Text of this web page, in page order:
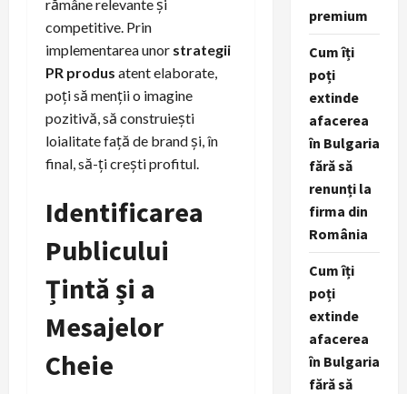
rămâne relevante și
competitive. Prin
implementarea unor strategii
PR produs atent elaborate,
poți să menții o imagine
pozitivă, să construiești
loialitate față de brand și, în
final, să-ți crești profitul.
Identificarea
Publicului
Țintă și a
Mesajelor
Cheie
premium
Cum îți
poți
extinde
afacerea
în Bulgaria
fără să
renunți la
firma din
România
Cum îți
poți
extinde
afacerea
în Bulgaria
fără să